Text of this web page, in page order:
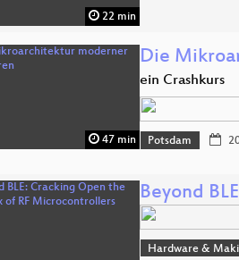
22 min
47 min
Die
ein Crashkurs
Potsdam
Beyond
Hardware &